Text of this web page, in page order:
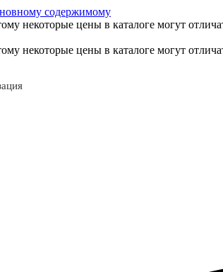
содержимому
некоторые цены в каталоге могут
некоторые цены в каталоге могут